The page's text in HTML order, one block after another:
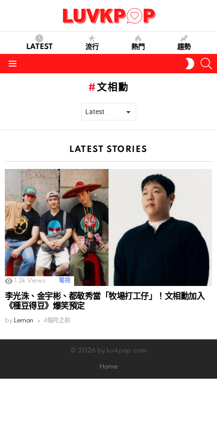
LATEST 流行 熱門 趨勢
SKIN
文相勳
LATEST STORIES
1.3k Views 電視
李光洙、金宇彬、都敬秀當「牧場打工仔」！文相勳加入
《種豆得豆》爆笑預定
by Lemon 4個月之前
© 2026 by luvkpop.com
Home